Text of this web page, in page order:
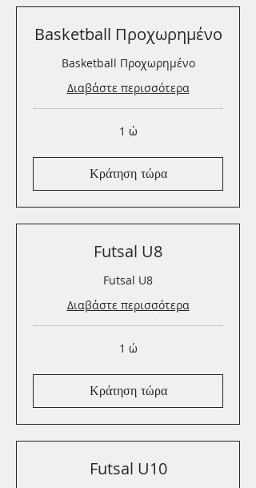
Basketball Προχωρημένο
Basketball Προχωρημένο
Διαβάστε περισσότερα
1 ώ
Κράτηση τώρα
Futsal U8
Futsal U8
Διαβάστε περισσότερα
1 ώ
Κράτηση τώρα
Futsal U10